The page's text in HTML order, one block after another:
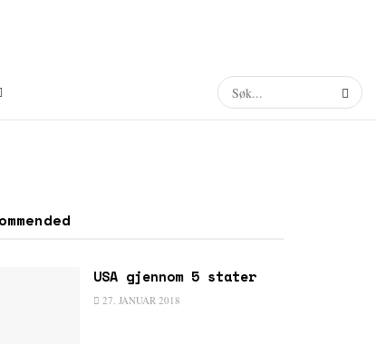
USA gjennom 5 stater
27. JANUAR 2018